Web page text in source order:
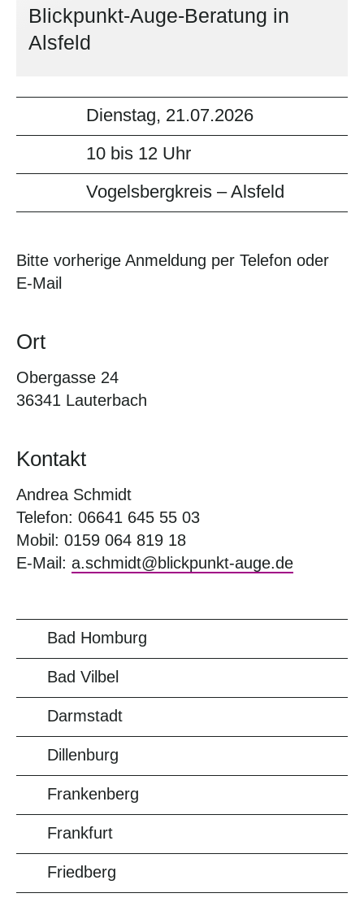
Blickpunkt-Auge-Beratung in
Alsfeld
Dienstag, 21.07.2026
10 bis 12 Uhr
Vogelsbergkreis – Alsfeld
Bitte vorherige Anmeldung per Telefon oder
E-Mail
Ort
Obergasse 24
36341 Lauterbach
Kontakt
Andrea Schmidt
Telefon: 06641 645 55 03
Mobil: 0159 064 819 18
E-Mail: a.schmidt@blickpunkt-auge.de
Bad Homburg
Bad Vilbel
Darmstadt
Dillenburg
Frankenberg
Frankfurt
Friedberg